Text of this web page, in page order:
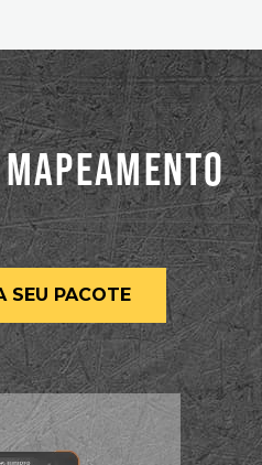
SEU PACOTE